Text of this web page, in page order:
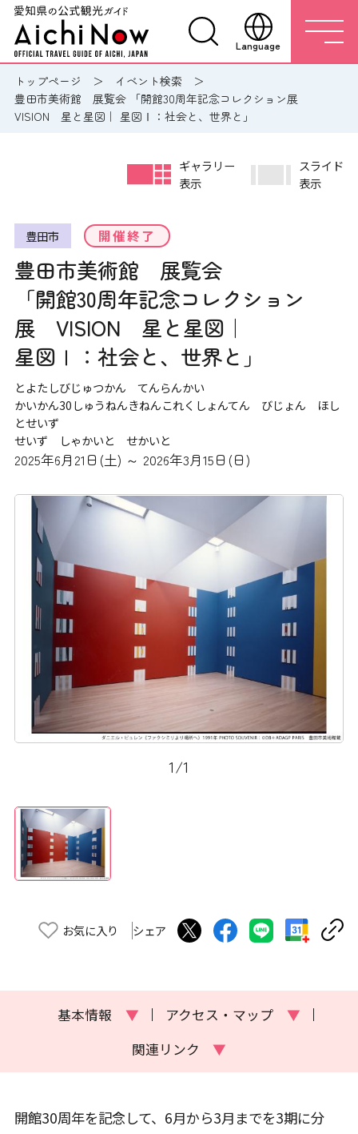
Language
トップページ
イベント検索
豊田市美術館 展覧会 「開館30周年記念コレクション展
VISION 星と星図｜ 星図Ⅰ：社会と、世界と」
豊田市 開催終了
豊田市美術館 展覧会
「開館30周年記念コレクション
展 VISION 星と星図｜
星図Ⅰ：社会と、世界と」
とよたしびじゅつかん てんらんかい
かいかん30しゅうねんきねんこれくしょんてん びじょん ほし
とせいず
せいず しゃかいと せかいと
2025年6月21日(土) ～ 2026年3月15日(日)
ギャラリー
表示
スライド
表示
1/1
お気に入り シェア
基本情報 ▼ アクセス・マップ
▼
関連リンク
▼
開館30周年を記念して、6月から3月までを3期に分